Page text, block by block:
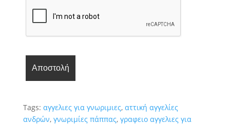
Tags: αγγελιες για γνωριμιες, αττική αγγελίες
ανδρών, γνωριμίες πάππας, γραφειο αγγελιες για